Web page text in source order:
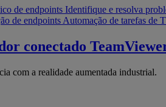
de endpoints Identifique e resolva
de endpoints Automação de tarefas de
conectado
com a realidade aumentada industrial.